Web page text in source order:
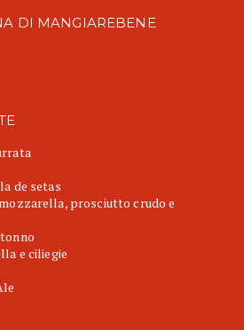
DI MANGIAREBENE
de setas
prosciutto crudo e
e ciliegie